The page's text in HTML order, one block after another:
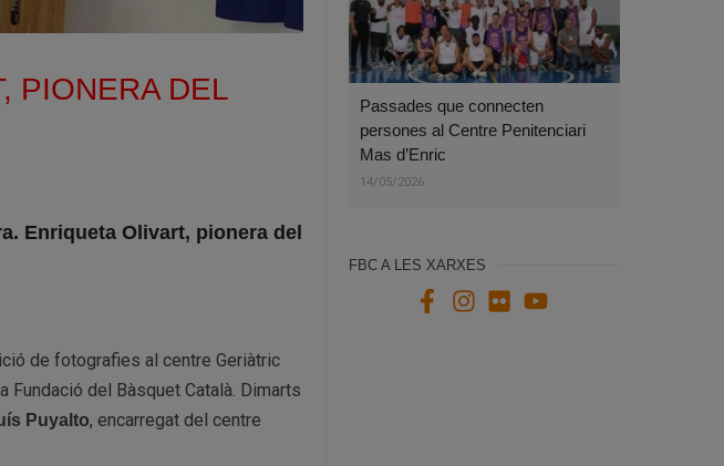
PIONERA DEL
Enriqueta Olivart, pionera del
de fotografies al centre Geriàtric
del Bàsquet Català. Dimarts
Puyalto, encarregat del centre
Passades que connecten
persones al Centre Penitenciari
Mas d’Enric
14/05/2026
FBC A LES XARXES